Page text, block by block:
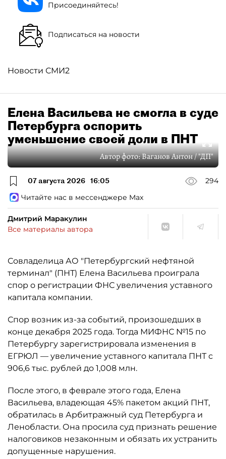
Присоединяйтесь!
Подписаться на новости
Новости СМИ2
Елена Васильева не смогла в суде
Петербурга оспорить
уменьшение своей доли в ПНТ
Автор фото:Ваганов Антон / "ДП"
07 августа 2026 16:05
294
Читайте нас в мессенджере Max
Дмитрий Маракулин
Все материалы автора
Совладелица АО "Петербургский нефтяной
терминал" (ПНТ) Елена Васильева проиграла
спор о регистрации ФНС увеличения уставного
капитала компании.
Спор возник из-за событий, произошедших в
конце декабря 2025 года. Тогда МИФНС №15 по
Петербургу зарегистрировала изменения в
ЕГРЮЛ — увеличение уставного капитала ПНТ с
906,6 тыс. рублей до 1,008 млн.
После этого, в феврале этого года, Елена
Васильева, владеющая 45% пакетом акций ПНТ,
обратилась в Арбитражный суд Петербурга и
Ленобласти. Она просила суд признать решение
налоговиков незаконным и обязать их устранить
допущенные нарушения.